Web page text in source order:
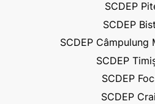
SCDEP
SCDEP
SCDEP Câmpulung
SCDEP
SCDEP
SCDEP